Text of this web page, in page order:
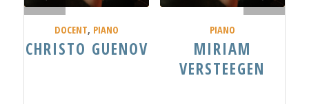
DOCENT, PIANO
CHRISTO GUENOV
PIANO
MIRIAM
VERSTEEGEN